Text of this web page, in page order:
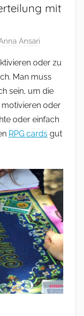
mit
Ansari
oder zu
Man muss
sein, um die
oder
oder einfach
RPG cards gut